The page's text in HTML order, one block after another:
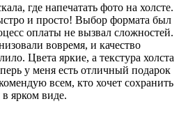
где напечатать фото на холсте.
и просто! Выбор формата был
оплаты не вызвал сложностей.
вовремя, и качество
Цвета яркие, а текстура холста
у меня есть отличный подарок
всем, кто хочет сохранить
ярком виде.